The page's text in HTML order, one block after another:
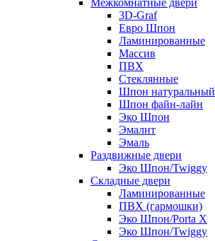
Межкомнатные двери
3D-Graf
Евро Шпон
Ламинированные
Массив
ПВХ
Стеклянные
Шпон натуральный
Шпон файн-лайн
Эко Шпон
Эмалит
Эмаль
Раздвижные двери
Эко Шпон/Twiggy
Складные двери
Ламинированные
ПВХ (гармошки)
Эко Шпон/Porta X
Эко Шпон/Twiggy